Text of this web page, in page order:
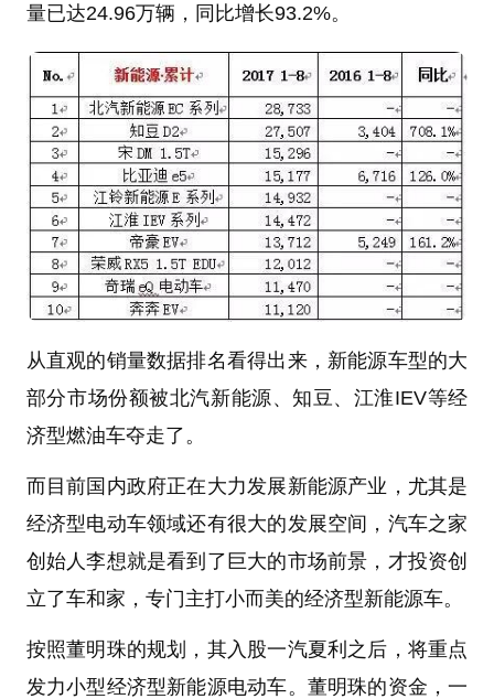
量已达24.96万辆，同比增长93.2%。
从直观的销量数据排名看得出来，新能源车型的大
部分市场份额被北汽新能源、知豆、江淮IEV等经
济型燃油车夺走了。
而目前国内政府正在大力发展新能源产业，尤其是
经济型电动车领域还有很大的发展空间，汽车之家
创始人李想就是看到了巨大的市场前景，才投资创
立了车和家，专门主打小而美的经济型新能源车。
按照董明珠的规划，其入股一汽夏利之后，将重点
发力小型经济型新能源电动车。董明珠的资金，一